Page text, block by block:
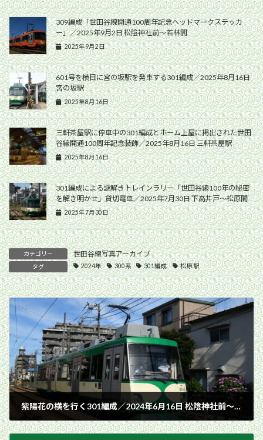
309編成「世田谷線開通100周年記念ヘッドマークステッカ
ー」／2025年9月2日 松陰神社前〜若林間
2025年9月2日
601号を横目に宮の坂駅を発車する301編成／2025年8月16日
宮の坂駅
2025年8月16日
三軒茶屋駅に停車中の301編成とホーム上屋に掲出された世田
谷線開通100周年記念装飾／2025年8月16日 三軒茶屋駅
2025年8月16日
301編成による謎解きトレインラリー「世田谷線100年の秘密
を解き明かせ」貸切電車／2025年7月30日 下高井戸〜松原間
2025年7月30日
カテゴリー 世田谷線写真アーカイブ
タグ 2024年 300系 301編成 松原駅
紫陽花の横を行く301編成／2024年6月16日 松陰神社前〜世田谷間
2024年6月16日